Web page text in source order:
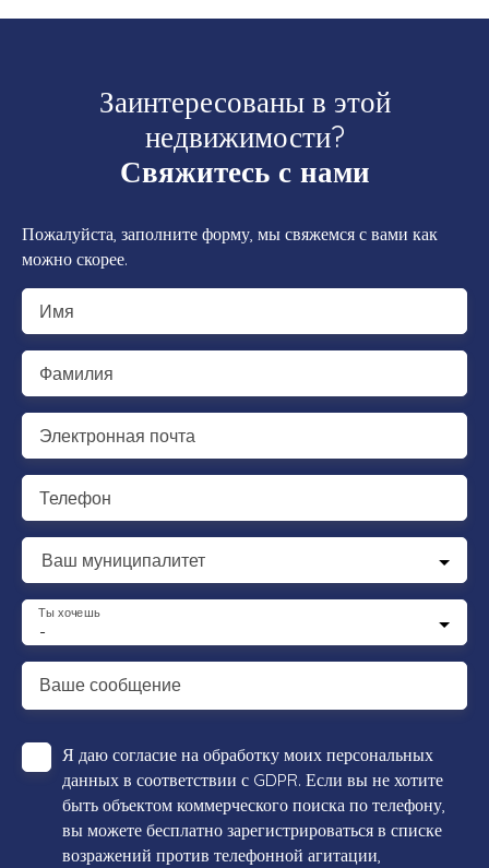
Заинтересованы в этой
недвижимости?
Свяжитесь с нами
Пожалуйста, заполните форму, мы свяжемся с вами как
можно скорее.
Имя
Фамилия
Электронная почта
Телефон
Ваш муниципалитет
-
Ты хочешь
Ваше сообщение
Я даю согласие на обработку моих персональных
данных в соответствии с GDPR. Если вы не хотите
быть объектом коммерческого поиска по телефону,
вы можете бесплатно зарегистрироваться в списке
возражений против телефонной агитации,